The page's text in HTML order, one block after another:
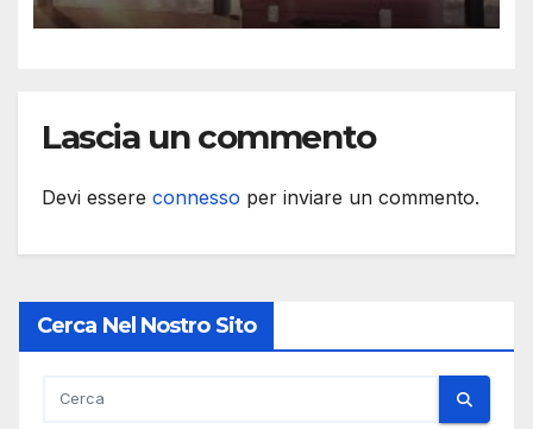
Lascia un commento
Devi essere connesso per inviare un commento.
Cerca Nel Nostro Sito